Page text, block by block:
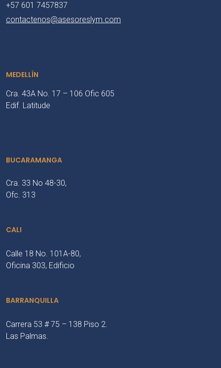
+57 601 7457837
contactenos@asesoreslym.com
MEDELLÍN
Cra. 43A No. 17 – 106 Ofic 605
Edif. Latitude
BUCARAMANGA
Cra. 33 No 48-30,
Ofc. 313
CALI
Calle 18 No. 101A-80,
Oficina 303, Edificio
BARRANQUILLA
Carrera 53 # 75 – 138 Piso 2.
Las Palmas.